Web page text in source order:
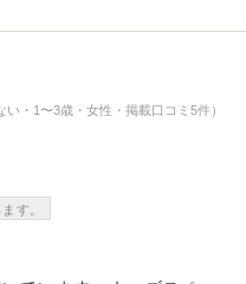
・1〜3歳・女性・掲載口コミ5件）
す。